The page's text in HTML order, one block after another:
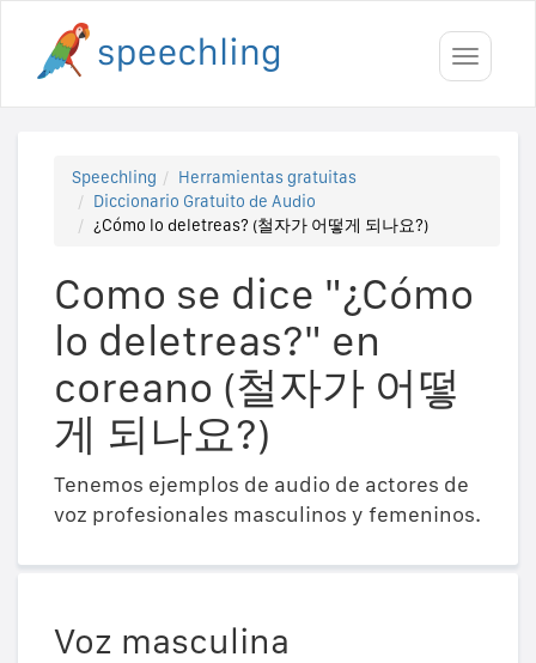
Toggle
Speechling
Herramientas gratuitas
Diccionario Gratuito de Audio
¿Cómo lo deletreas? (철자가 어떻게 되나요?)
Como se dice "¿Cómo
lo deletreas?" en
coreano (철자가 어떻
게 되나요?)
Tenemos ejemplos de audio de actores de
voz profesionales masculinos y femeninos.
Voz masculina